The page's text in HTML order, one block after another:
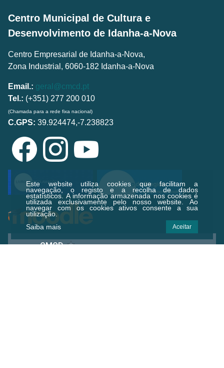
Este website utiliza cookies que facilitam a
navegação, o registo e a recolha de dados
estatísticos.A informação armazenada nos cookies é
utilizada exclusivamente pelo nosso website. Ao
navegar com os cookies ativos consente a sua
utilização.
Saiba mais
Aceitar
Centro Municipal de Cultura e
Desenvolvimento de Idanha-a-Nova
Centro Empresarial de Idanha-a-Nova,
Zona Industrial, 6060-182 Idanha-a-Nova
Email.: geral@cmcd.pt
Tel.: (+351) 277 200 010
(Chamada para a rede fixa nacional)
C.GPS: 39.924474,-7.238823